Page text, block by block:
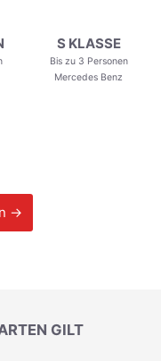
S KLASSE
Bis zu 3 Personen
Mercedes Benz
→
GILT